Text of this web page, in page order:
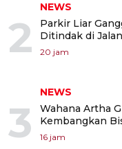
2
NEWS
Parkir Liar
Ditindak di
20 jam
3
NEWS
Wahana Artha
Kembangkan
16 jam